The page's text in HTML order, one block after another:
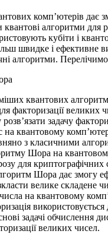
комп’ютерів дає
алгоритми для
кубіти і
швидке і ефективне
алгоритми.
квантових
факторизації великих
задачу
на квантовому
з класичними
Шора на
для криптографічних
Шора дає змогу
велике складене
на квантовому
задачі обчислення
великих чисел.